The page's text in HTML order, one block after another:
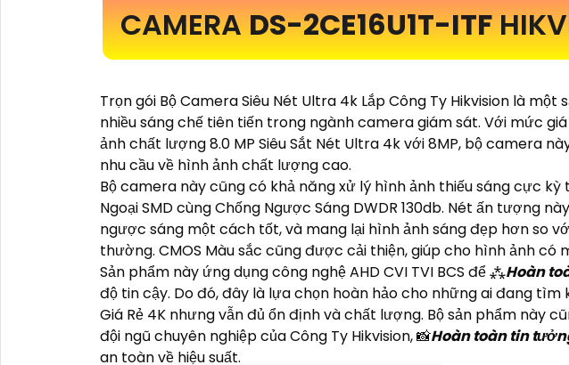
CAMERADS-2CE16U1T-ITF
Trọn gói Bộ Camera Siêu Nét Ultra 4k Lắp Công Ty Hikvision là
nhiều sáng chế tiên tiến trong ngành camera giám sát. Với mức
ảnh chất lượng 8.0 MP Siêu Sắt Nét Ultra 4k với 8MP, bộ camera
nhu cầu về hình ảnh chất lượng cao.
Bộ camera này cũng có khả năng xử lý hình ảnh thiếu sáng cực
Ngoại SMD cùng Chống Ngược Sáng DWDR 130db. Nét ấn tượng
ngược sáng một cách tốt, và mang lại hình ảnh sáng đẹp hơn so
thường. CMOS Màu sắc cũng được cải thiện, giúp cho hình ảnh có
Sản phẩm này ứng dụng công nghệ AHD CVI TVI BCS để ⁂Hoàn
độ tin cậy. Do đó, đây là lựa chọn hoàn hảo cho những ai đang
Giá Rẻ 4K nhưng vẫn đủ ổn định và chất lượng. Bộ sản phẩm này
đội ngũ chuyên nghiệp của Công Ty Hikvision, 📸Hoàn toàn tin
an toàn về hiệu suất.